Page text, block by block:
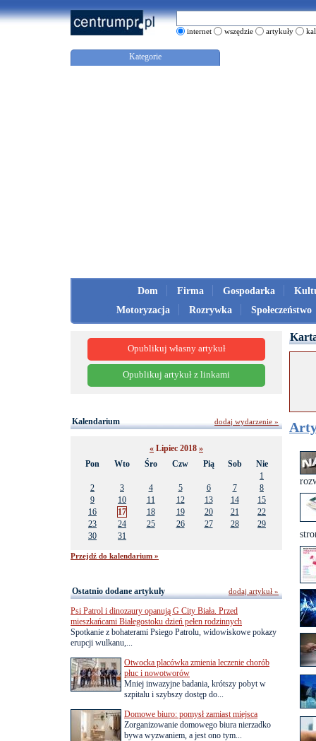
internet wszędzie artykuły
Kategorie
Dom Firma Gospodarka
Motoryzacja
Rozrywka Społeczeństwo
Opublikuj własny artykuł
Opublikuj artykuł z linkami
Kalendarium
« Lipiec 2018 »
Pon
Wto Śro Czw Pią Sob
Nie
1
2
3 4 5 6 7
8
9
10 11 12 13 14
15
16
17 18 19 20 21
22
23
24 25 26 27 28
29
30
31
Przejdź do kalendarium »
dodaj wydarzenie »
Ostatnio dodane artykuły
Psi Patrol i dinozaury opanują G City Biała. Przed
mieszkańcami Białegostoku dzień pełen rodzinnych
Spotkanie z bohaterami Psiego Patrolu, widowiskowe pokazy
erupcji wulkanu,...
Otwocka placówka zmienia leczenie chorób
płuc i nowotworów
Mniej inwazyjne badania, krótszy pobyt w
szpitalu i szybszy dostęp do...
Domowe biuro: pomysł zamiast miejsca
Zorganizowanie domowego biura nierzadko
bywa wyzwaniem, a jest ono tym...
dodaj artykuł »